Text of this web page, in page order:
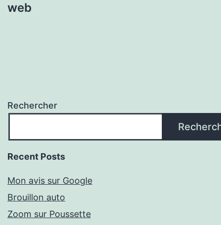
web
Rechercher
Recent Posts
Mon avis sur Google
Brouillon auto
Zoom sur Poussette